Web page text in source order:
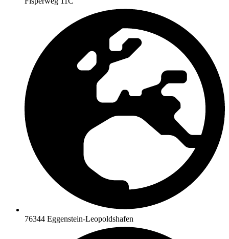
76344 Eggenstein-Leopoldshafen